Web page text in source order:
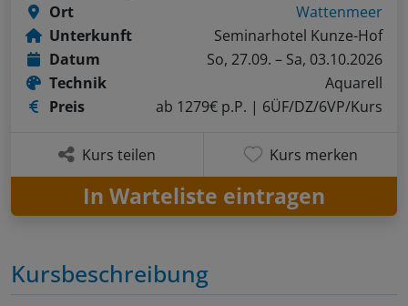
Kursbeschreibung
Ort
Wattenmeer
Unterkunft
Seminarhotel Kunze-Hof
Datum
So, 27.09. – Sa, 03.10.2026
Technik
Aquarell
Preis
ab 1279€ p.P. | 6ÜF/DZ/6VP/Kurs
Kurs teilen Kurs merken
In Warteliste eintragen